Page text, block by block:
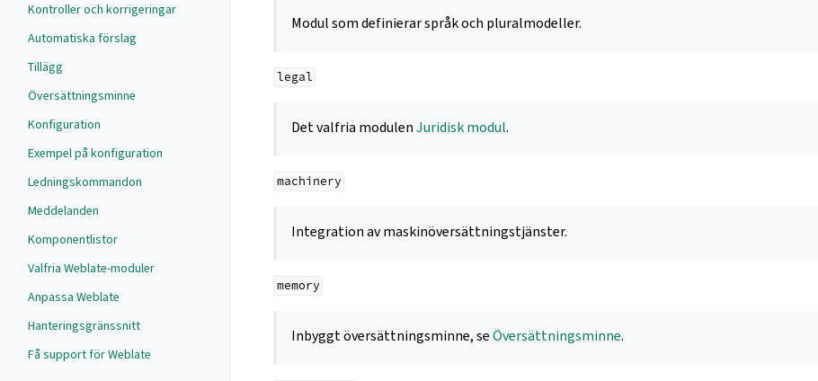
Kontroller och korrigeringar
Automatiska förslag
Tillägg
Översättningsminne
Konfiguration
Exempel på konfiguration
Ledningskommandon
Meddelanden
Komponentlistor
Valfria Weblate-moduler
Anpassa Weblate
Hanteringsgränssnitt
Få support för Weblate
Modul som definierar språk och pluralmodeller.
legal
Det valfria modulenJuridisk modul.
machinery
Integration av maskinöversättningstjänster.
memory
Inbyggt översättningsminne, seÖversättningsminne.